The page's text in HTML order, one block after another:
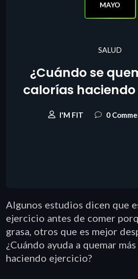
MAYO
SALUD
¿Cuándo se
calorías haciendo
I'M FIT 0
Algunos estudios dicen que
ejercicio antes de comer
grasa, otros que es mejor
¿Cuándo ayuda a quemar
haciendo ejercicio?